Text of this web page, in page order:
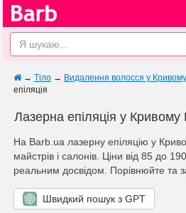
→ Тіло → Видалення волосся у Кривому
епіляція
Лазерна епіляція у Кривому
На Barb.ua лазерну епіляцію у
майстрів i салонів. Ціни від 85 до
реальним досвідом. Порівнюйте та
Швидкий пошук з GPT